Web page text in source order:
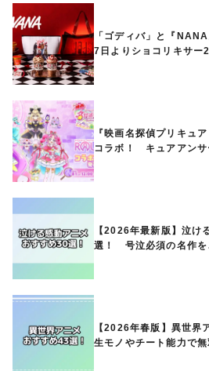
「ゴディバ」と『
7日よりショコリキサー
『映画名探偵プリキュ
コラボ！ キュアアンサ
【2026年最新版】泣け
選！ 号泣必須の名作
【2026年春版】異世
生モノやチート能力で